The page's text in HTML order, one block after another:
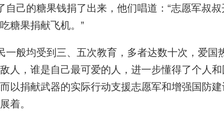
己的糖果钱捐了出来，他们唱道：“志愿军叔叔
糖果捐献飞机。”
般均受到三、五次教育，多者达数十次，爱国
人，谁是自己最可爱的人，进一步懂得了个人
以捐献武器的实际行动支援志愿军和增强国防
着。